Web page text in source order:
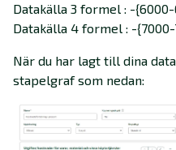
Datakälla 3 formel : -
Datakälla 4 formel : -
När du har lagt till dina
stapelgraf som nedan: